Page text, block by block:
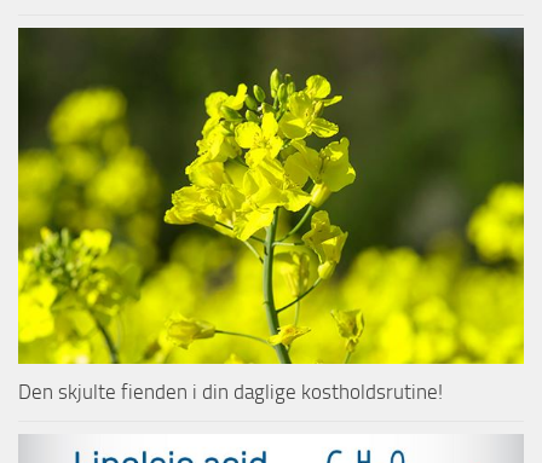
Den skjulte fienden i din daglige kostholdsrutine!